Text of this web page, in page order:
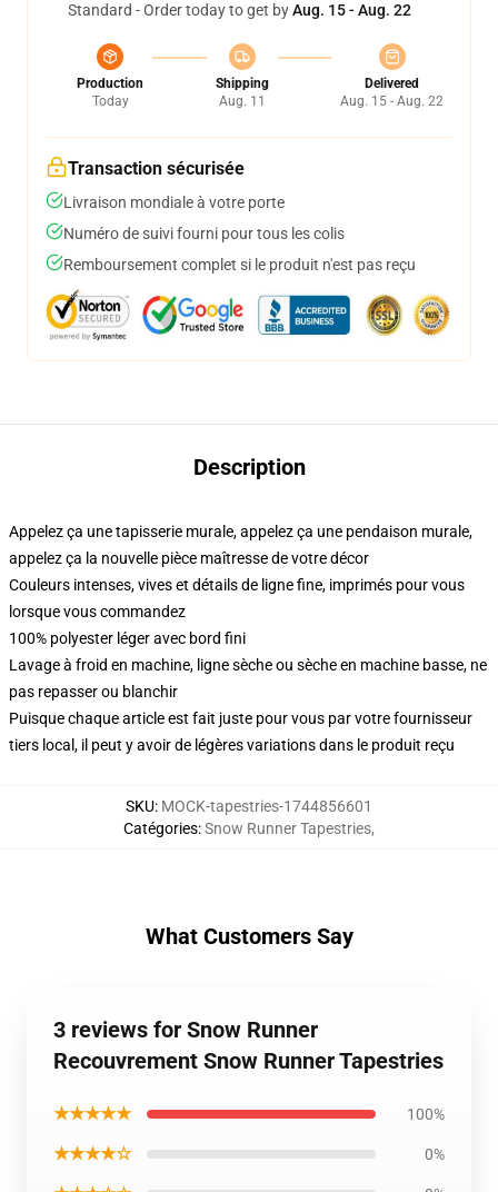
Standard - Order today to get byAug. 15 - Aug. 22
Production
Today
Shipping
Aug. 11
Delivered
Aug. 15 - Aug. 22
Transaction sécurisée
Livraison mondiale à votre porte
Numéro de suivi fourni pour tous les colis
Remboursement complet si le produit n'est pas reçu
Description
Appelez ça une tapisserie murale, appelez ça une pendaison murale,
appelez ça la nouvelle pièce maîtresse de votre décor
Couleurs intenses, vives et détails de ligne fine, imprimés pour vous
lorsque vous commandez
100% polyester léger avec bord fini
Lavage à froid en machine, ligne sèche ou sèche en machine basse, ne
pas repasser ou blanchir
Puisque chaque article est fait juste pour vous par votre fournisseur
tiers local, il peut y avoir de légères variations dans le produit reçu
SKU: MOCK-tapestries-1744856601
Catégories:Snow Runner Tapestries,
What Customers Say
3 reviews for Snow Runner
Recouvrement Snow Runner Tapestries
★★★★★ 100%
★★★★☆ 0%